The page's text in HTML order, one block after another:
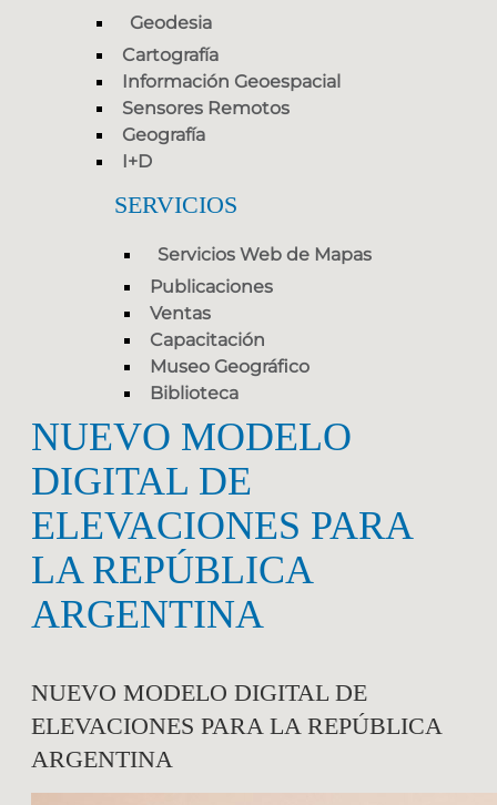
Geodesia
Cartografía
Información Geoespacial
Sensores Remotos
Geografía
I+D
SERVICIOS
Servicios Web de Mapas
Publicaciones
Ventas
Capacitación
Museo Geográfico
Biblioteca
NUEVO MODELO
DIGITAL DE
ELEVACIONES PARA
LA REPÚBLICA
ARGENTINA
NUEVO MODELO DIGITAL DE
ELEVACIONES PARA LA REPÚBLICA
ARGENTINA